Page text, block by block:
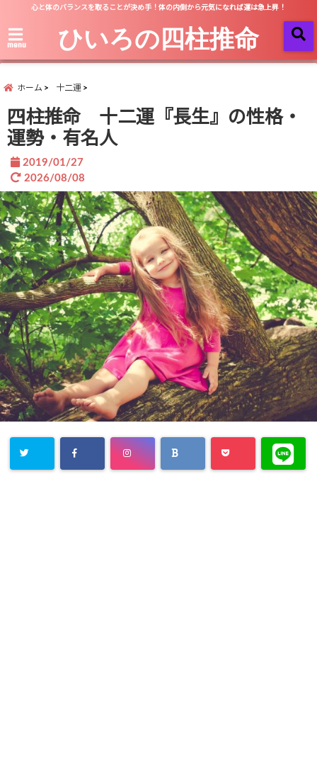
心と体のバランスを取ることが決め手！体の内側から元気になれば運は急上昇！
menu ひいろの四柱推命
ホーム 十二運
四柱推命 十二運『長生』の性格・
運勢・有名人
2019/01/27
2026/08/08